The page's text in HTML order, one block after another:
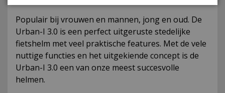
Populair bij vrouwen en mannen, jong en oud. De
Urban-I 3.0 is een perfect uitgeruste stedelijke
fietshelm met veel praktische features. Met de vele
nuttige functies en het uitgekiende concept is de
Urban-I 3.0 een van onze meest succesvolle
helmen.